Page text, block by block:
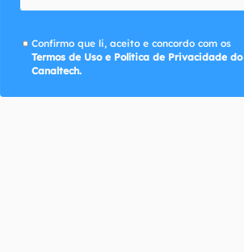
Confirmo que li, aceito e concordo com os
Termos de Uso e Política de Privacidade do
Canaltech.